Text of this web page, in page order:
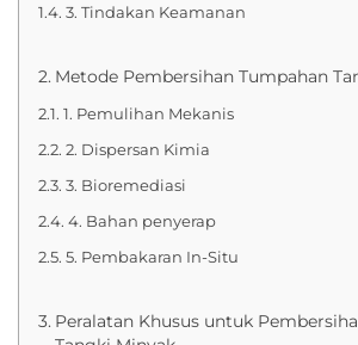
3. Tindakan Keamanan
Metode Pembersihan Tumpahan
1. Pemulihan Mekanis
2. Dispersan Kimia
3. Bioremediasi
4. Bahan penyerap
5. Pembakaran In-Situ
Peralatan Khusus untuk